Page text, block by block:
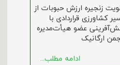
زنجیره ارزش حبوبات از
کشاورزی قراردادی با
عضو هیأت‌مدیره
ارگانیک
ادامه مطلب...